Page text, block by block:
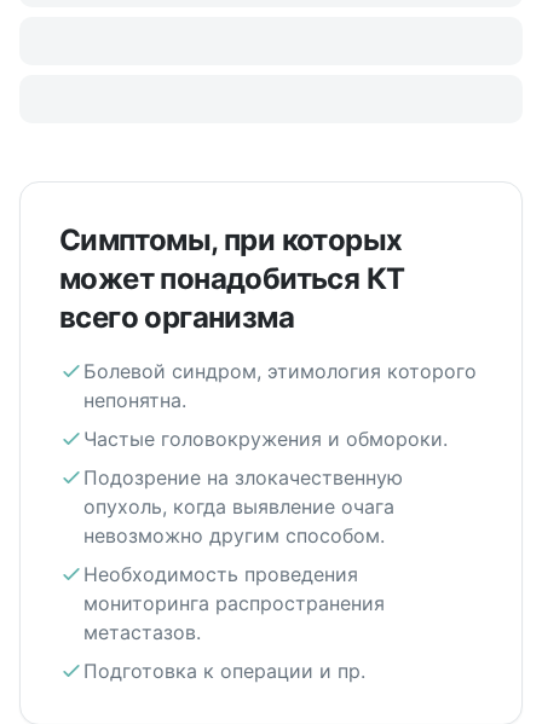
Симптомы, при которых
может понадобиться КТ
всего организма
Болевой синдром, этимология которого
непонятна.
Частые головокружения и обмороки.
Подозрение на злокачественную
опухоль, когда выявление очага
невозможно другим способом.
Необходимость проведения
мониторинга распространения
метастазов.
Подготовка к операции и пр.